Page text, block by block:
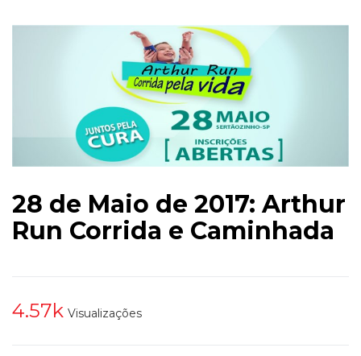
28 de Maio de 2017: Arthur
Run Corrida e Caminhada
4.57k Visualizações